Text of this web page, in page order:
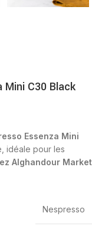
C30 Black
Essenza Mini
idéale pour les
Alghandour Market
Nespresso